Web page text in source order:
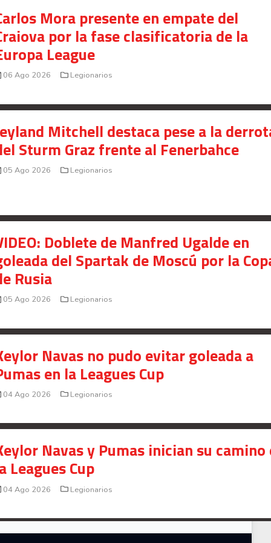
Radio Actual107.1FM
Mora presente en empate del
por la fase clasificatoria de la
League
06 Ago 2026 Legionarios
Mitchell destaca pese a la
Sturm Graz frente al Fenerbahce
05 Ago 2026 Legionarios
Doblete de Manfred Ugalde en
del Spartak de Moscú por la
Rusia
05 Ago 2026 Legionarios
Navas no pudo evitar goleada a
en la Leagues Cup
04 Ago 2026 Legionarios
Navas y Pumas inician su camino
Leagues Cup
04 Ago 2026 Legionarios